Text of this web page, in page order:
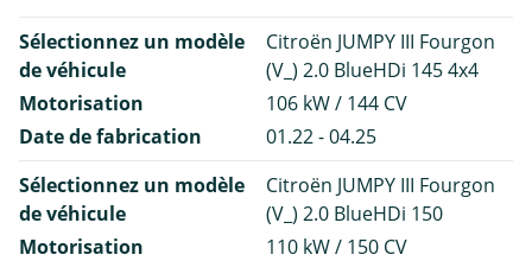
Sélectionnez un modèle
de véhicule
Citroën JUMPY III Fourgon
(V_) 2.0 BlueHDi 145 4x4
Motorisation
106 kW / 144 CV
Date de fabrication
01.22 - 04.25
Sélectionnez un modèle
de véhicule
Citroën JUMPY III Fourgon
(V_) 2.0 BlueHDi 150
Motorisation
110 kW / 150 CV